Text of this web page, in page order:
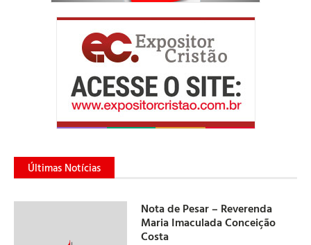
Últimas Notícias
Nota de Pesar – Reverenda
Maria Imaculada Conceição
Costa